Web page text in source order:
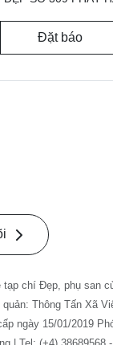
Đặt báo
chí Đẹp, phụ san
Thông Tấn Xã
ngày 15/01/2019